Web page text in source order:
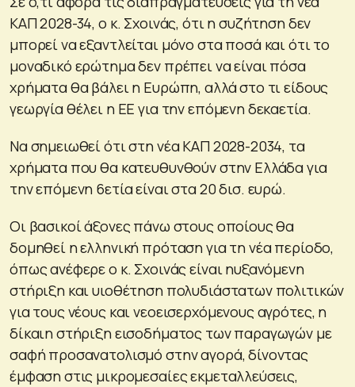
ΚΑΠ 2028-34, ο κ. Σχοινάς, ότι η συζήτηση δεν
μπορεί να εξαντλείται μόνο στα ποσά και ότι το
μοναδικό ερώτημα δεν πρέπει να είναι πόσα
χρήματα θα βάλει η Ευρώπη, αλλά στο τι είδους
γεωργία θέλει η ΕΕ για την επόμενη δεκαετία.
Να σημειωθεί ότι στη νέα ΚΑΠ 2028-2034, τα
χρήματα που θα κατευθυνθούν στην Ελλάδα για
την επόμενη 6ετία είναι στα 20 δισ. ευρώ.
Οι βασικοί άξονες πάνω στους οποίους θα
δομηθεί η ελληνική πρόταση για τη νέα περίοδο,
όπως ανέφερε ο κ. Σχοινάς είναι ηυξανόμενη
στήριξη και υιοθέτηση πολυδιάστατων πολιτικών
για τους νέους και νεοεισερχόμενους αγρότες, η
δίκαιη στήριξη εισοδήματος των παραγωγών με
σαφή προσανατολισμό στην αγορά, δίνοντας
έμφαση στις μικρομεσαίες εκμεταλλεύσεις,